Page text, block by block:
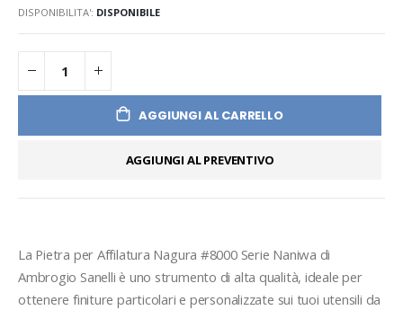
DISPONIBILITA': DISPONIBILE
AGGIUNGI AL CARRELLO
AGGIUNGI AL PREVENTIVO
La Pietra per Affilatura Nagura #8000 Serie Naniwa di
Ambrogio Sanelli è uno strumento di alta qualità, ideale per
ottenere finiture particolari e personalizzate sui tuoi utensili da